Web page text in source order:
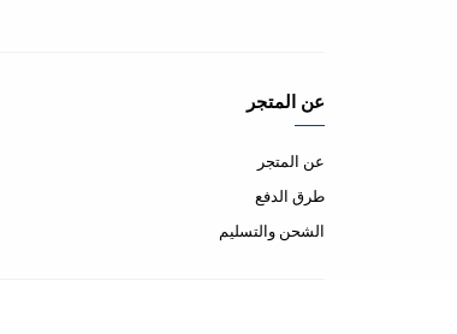
عن المتجر
عن المتجر
طرق الدفع
الشحن والتسليم